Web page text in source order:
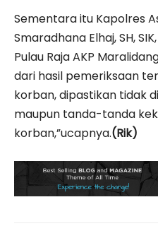
Sementara itu Kapolres
Smaradhana Elhaj, SH,
Pulau Raja AKP
dari hasil pemeriksaan
korban, dipastikan tidak
maupun tanda-tanda
korban,”ucapnya.(Rik)